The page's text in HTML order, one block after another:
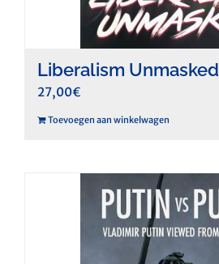
Liberalism Unmasked
27,00€
Toevoegen aan winkelwagen